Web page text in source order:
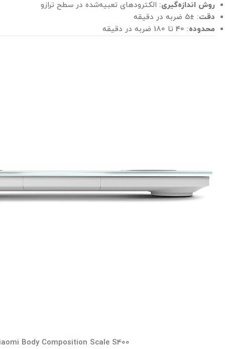
روش اندازه‌گیری: الکترودهای تعبیه‌شده در سطح ترازو
دقت: ±5 ضربه در دقیقه
محدوده: 40 تا 180 ضربه در دقیقه
Body Composition Scale S400